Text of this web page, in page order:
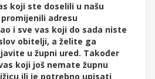
koji ste doselili u našu
adresu
i sve vas koji do sada niste
obitelji, a želite ga
u župni ured. Također
koji još nemate župnu
ili je potrebno upisati